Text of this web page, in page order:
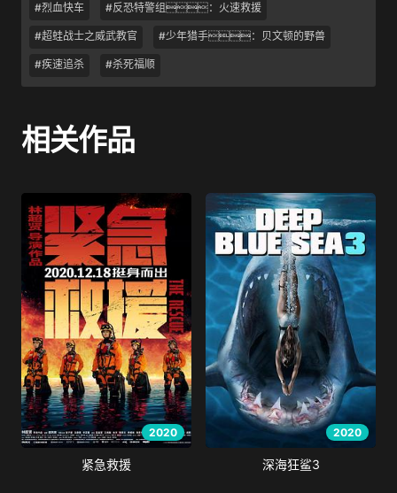
#烈血快车 #反恐特警组：火速救援
#超蛙战士之威武教官 #少年猎手：贝文顿的野兽
#疾速追杀 #杀死福顺
相关作品
2020
紧急救援
2020
深海狂鲨3